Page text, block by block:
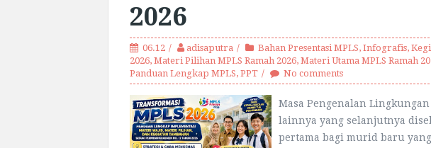
2026
06.12 adisaputra Bahan Presentasi MPLS, Infografis,
2026, Materi Pilihan MPLS Ramah 2026, Materi Utama MPLS Ramah
Panduan Lengkap MPLS, PPT No comments
Masa Pengenalan
lainnya yang selanjutnya
pertama bagi murid baru